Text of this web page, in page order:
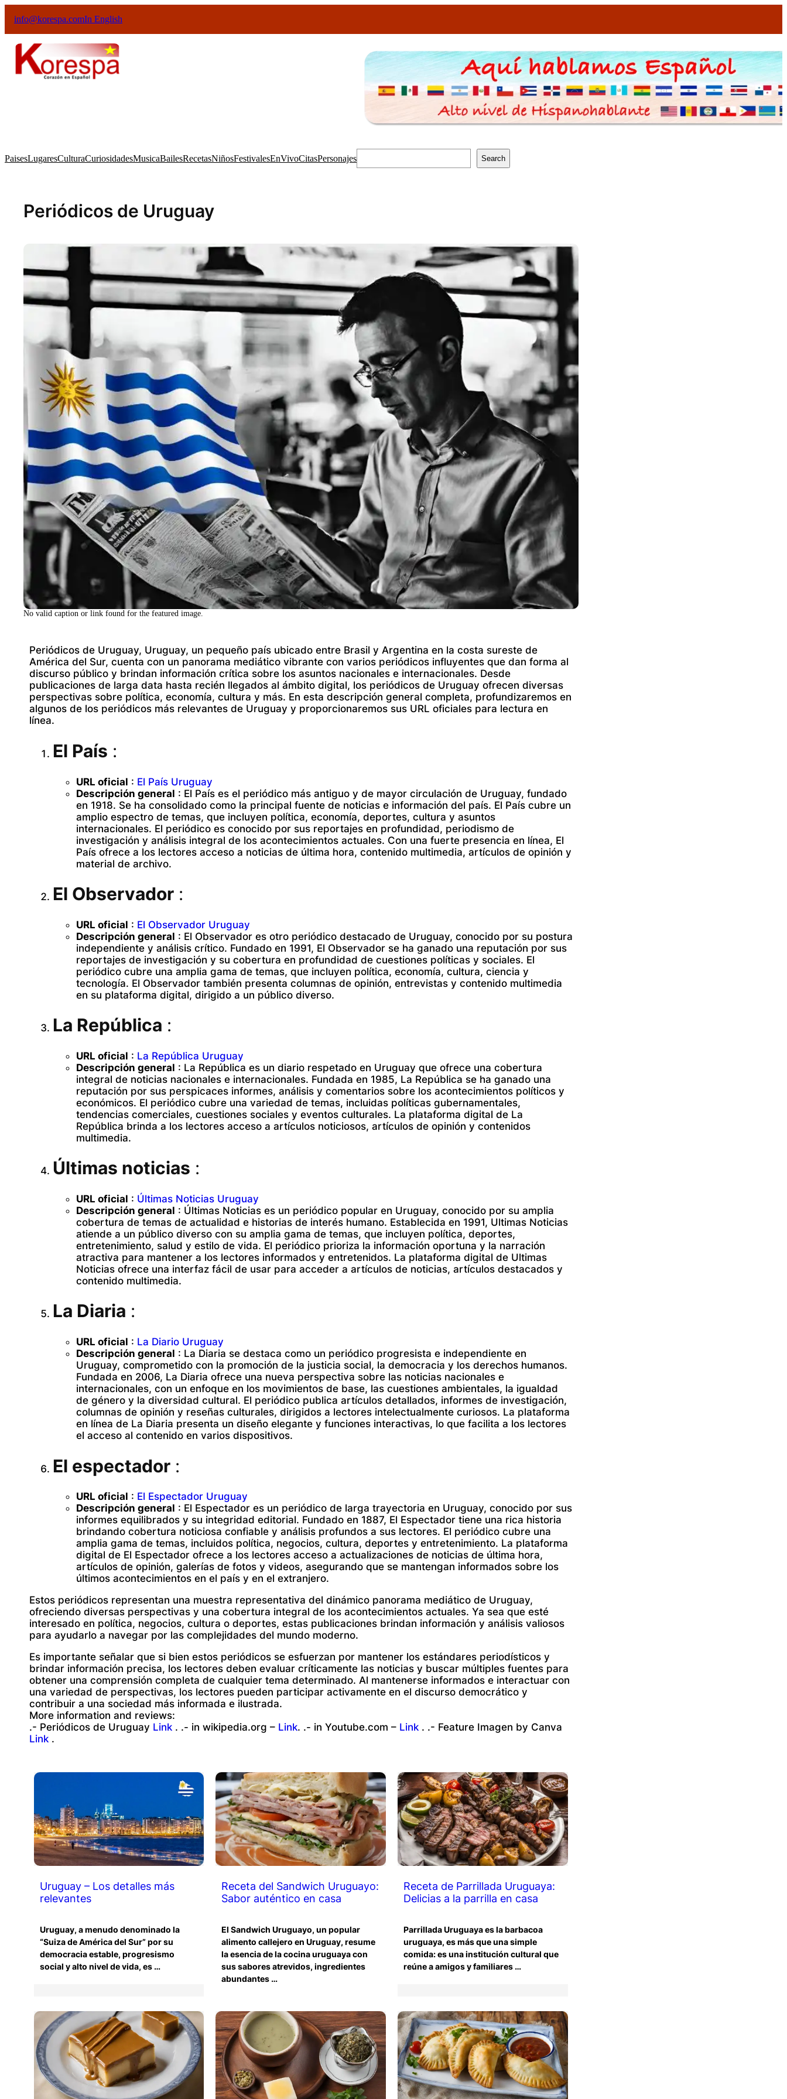
info@korespa.comIn English
PaisesLugaresCulturaCuriosidadesMusicaBailesRecetasNiñosFestivalesEnVivoCitasPersonajes Search
Periódicos de Uruguay
No valid caption or link found for the featured image.
Periódicos de Uruguay, Uruguay, un pequeño país ubicado entre Brasil y Argentina en la costa sureste de
América del Sur, cuenta con un panorama mediático vibrante con varios periódicos influyentes que dan forma al
discurso público y brindan información crítica sobre los asuntos nacionales e internacionales. Desde
publicaciones de larga data hasta recién llegados al ámbito digital, los periódicos de Uruguay ofrecen diversas
perspectivas sobre política, economía, cultura y más. En esta descripción general completa, profundizaremos en
algunos de los periódicos más relevantes de Uruguay y proporcionaremos sus URL oficiales para lectura en
línea.
El País :
URL oficial : El País Uruguay
Descripción general : El País es el periódico más antiguo y de mayor circulación de Uruguay, fundado
en 1918. Se ha consolidado como la principal fuente de noticias e información del país. El País cubre un
amplio espectro de temas, que incluyen política, economía, deportes, cultura y asuntos
internacionales. El periódico es conocido por sus reportajes en profundidad, periodismo de
investigación y análisis integral de los acontecimientos actuales. Con una fuerte presencia en línea, El
País ofrece a los lectores acceso a noticias de última hora, contenido multimedia, artículos de opinión y
material de archivo.
El Observador :
URL oficial : El Observador Uruguay
Descripción general : El Observador es otro periódico destacado de Uruguay, conocido por su postura
independiente y análisis crítico. Fundado en 1991, El Observador se ha ganado una reputación por sus
reportajes de investigación y su cobertura en profundidad de cuestiones políticas y sociales. El
periódico cubre una amplia gama de temas, que incluyen política, economía, cultura, ciencia y
tecnología. El Observador también presenta columnas de opinión, entrevistas y contenido multimedia
en su plataforma digital, dirigido a un público diverso.
La República :
URL oficial : La República Uruguay
Descripción general : La República es un diario respetado en Uruguay que ofrece una cobertura
integral de noticias nacionales e internacionales. Fundada en 1985, La República se ha ganado una
reputación por sus perspicaces informes, análisis y comentarios sobre los acontecimientos políticos y
económicos. El periódico cubre una variedad de temas, incluidas políticas gubernamentales,
tendencias comerciales, cuestiones sociales y eventos culturales. La plataforma digital de La
República brinda a los lectores acceso a artículos noticiosos, artículos de opinión y contenidos
multimedia.
Últimas noticias :
URL oficial : Últimas Noticias Uruguay
Descripción general : Últimas Noticias es un periódico popular en Uruguay, conocido por su amplia
cobertura de temas de actualidad e historias de interés humano. Establecida en 1991, Ultimas Noticias
atiende a un público diverso con su amplia gama de temas, que incluyen política, deportes,
entretenimiento, salud y estilo de vida. El periódico prioriza la información oportuna y la narración
atractiva para mantener a los lectores informados y entretenidos. La plataforma digital de Ultimas
Noticias ofrece una interfaz fácil de usar para acceder a artículos de noticias, artículos destacados y
contenido multimedia.
La Diaria :
URL oficial : La Diario Uruguay
Descripción general : La Diaria se destaca como un periódico progresista e independiente en
Uruguay, comprometido con la promoción de la justicia social, la democracia y los derechos humanos.
Fundada en 2006, La Diaria ofrece una nueva perspectiva sobre las noticias nacionales e
internacionales, con un enfoque en los movimientos de base, las cuestiones ambientales, la igualdad
de género y la diversidad cultural. El periódico publica artículos detallados, informes de investigación,
columnas de opinión y reseñas culturales, dirigidos a lectores intelectualmente curiosos. La plataforma
en línea de La Diaria presenta un diseño elegante y funciones interactivas, lo que facilita a los lectores
el acceso al contenido en varios dispositivos.
El espectador :
URL oficial : El Espectador Uruguay
Descripción general : El Espectador es un periódico de larga trayectoria en Uruguay, conocido por sus
informes equilibrados y su integridad editorial. Fundado en 1887, El Espectador tiene una rica historia
brindando cobertura noticiosa confiable y análisis profundos a sus lectores. El periódico cubre una
amplia gama de temas, incluidos política, negocios, cultura, deportes y entretenimiento. La plataforma
digital de El Espectador ofrece a los lectores acceso a actualizaciones de noticias de última hora,
artículos de opinión, galerías de fotos y videos, asegurando que se mantengan informados sobre los
últimos acontecimientos en el país y en el extranjero.
Estos periódicos representan una muestra representativa del dinámico panorama mediático de Uruguay,
ofreciendo diversas perspectivas y una cobertura integral de los acontecimientos actuales. Ya sea que esté
interesado en política, negocios, cultura o deportes, estas publicaciones brindan información y análisis valiosos
para ayudarlo a navegar por las complejidades del mundo moderno.
Es importante señalar que si bien estos periódicos se esfuerzan por mantener los estándares periodísticos y
brindar información precisa, los lectores deben evaluar críticamente las noticias y buscar múltiples fuentes para
obtener una comprensión completa de cualquier tema determinado. Al mantenerse informados e interactuar con
una variedad de perspectivas, los lectores pueden participar activamente en el discurso democrático y
contribuir a una sociedad más informada e ilustrada.
More information and reviews:
.- Periódicos de Uruguay Link . .- in wikipedia.org – Link. .- in Youtube.com – Link . .- Feature Imagen by Canva
Link .
Uruguay – Los detalles más
relevantes
Uruguay, a menudo denominado la
“Suiza de América del Sur” por su
democracia estable, progresismo
social y alto nivel de vida, es …
Receta del Sandwich Uruguayo:
Sabor auténtico en casa
El Sandwich Uruguayo, un popular
alimento callejero en Uruguay, resume
la esencia de la cocina uruguaya con
sus sabores atrevidos, ingredientes
abundantes …
Receta de Parrillada Uruguaya:
Delicias a la parrilla en casa
Parrillada Uruguaya es la barbacoa
uruguaya, es más que una simple
comida: es una institución cultural que
reúne a amigos y familiares …